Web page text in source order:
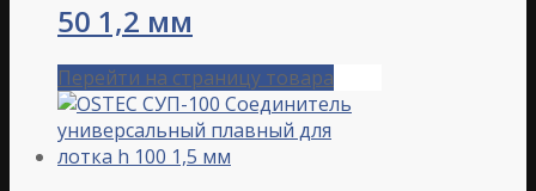
50 1,2 мм
Перейти на страницу товара